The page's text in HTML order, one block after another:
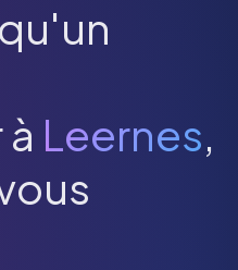
Leernes,